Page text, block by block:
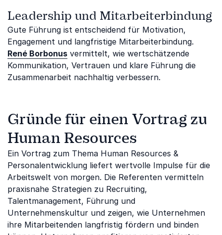
Leadership und Mitarbeiterbindung
Gute Führung ist entscheidend für Motivation,
Engagement und langfristige Mitarbeiterbindung.
René Borbonus vermittelt, wie wertschätzende
Kommunikation, Vertrauen und klare Führung die
Zusammenarbeit nachhaltig verbessern.
Gründe für einen Vortrag zu
Human Resources
Ein Vortrag zum Thema Human Resources &
Personalentwicklung liefert wertvolle Impulse für die
Arbeitswelt von morgen. Die Referenten vermitteln
praxisnahe Strategien zu Recruiting,
Talentmanagement, Führung und
Unternehmenskultur und zeigen, wie Unternehmen
ihre Mitarbeitenden langfristig fördern und binden